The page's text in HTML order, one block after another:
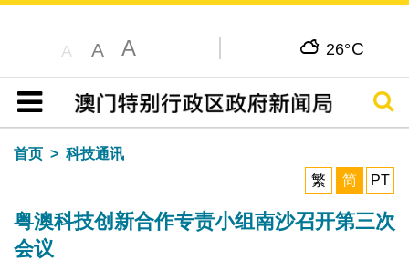
A A A 26°C
目录
搜寻
首页
科技通讯
繁
简 PT
粤澳科技创新合作专责小组南沙召开第三次
会议